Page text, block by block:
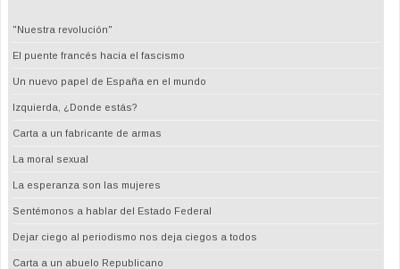
"Nuestra revolución"
El puente francés hacia el fascismo
Un nuevo papel de España en el mundo
Izquierda, ¿Donde estás?
Carta a un fabricante de armas
La moral sexual
La esperanza son las mujeres
Sentémonos a hablar del Estado Federal
Dejar ciego al periodismo nos deja ciegos a todos
Carta a un abuelo Republicano